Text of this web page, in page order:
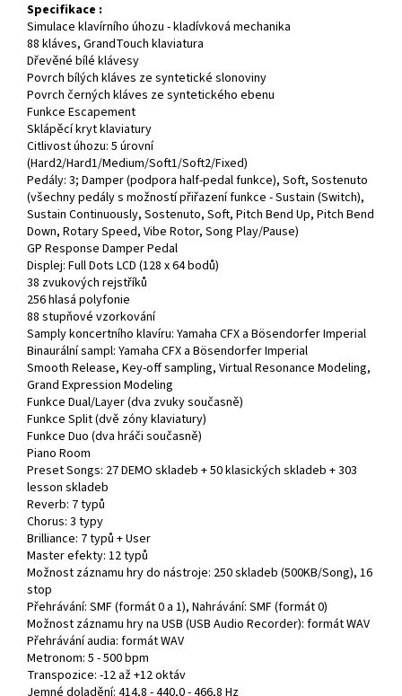
Specifikace :
Simulace klavírního úhozu - kladívková mechanika
88 kláves, GrandTouch klaviatura
Dřevěné bílé klávesy
Povrch bílých kláves ze syntetické slonoviny
Povrch černých kláves ze syntetického ebenu
Funkce Escapement
Sklápěcí kryt klaviatury
Citlivost úhozu: 5 úrovní
(Hard2/Hard1/Medium/Soft1/Soft2/Fixed)
Pedály: 3; Damper (podpora half-pedal funkce), Soft, Sostenuto
(všechny pedály s možností přiřazení funkce - Sustain (Switch),
Sustain Continuously, Sostenuto, Soft, Pitch Bend Up, Pitch Bend
Down, Rotary Speed, Vibe Rotor, Song Play/Pause)
GP Response Damper Pedal
Displej: Full Dots LCD (128 x 64 bodů)
38 zvukových rejstříků
256 hlasá polyfonie
88 stupňové vzorkování
Samply koncertního klavíru: Yamaha CFX a Bösendorfer Imperial
Binaurální sampl: Yamaha CFX a Bösendorfer Imperial
Smooth Release, Key-off sampling, Virtual Resonance Modeling,
Grand Expression Modeling
Funkce Dual/Layer (dva zvuky současně)
Funkce Split (dvě zóny klaviatury)
Funkce Duo (dva hráči současně)
Piano Room
Preset Songs: 27 DEMO skladeb + 50 klasických skladeb + 303
lesson skladeb
Reverb: 7 typů
Chorus: 3 typy
Brilliance: 7 typů + User
Master efekty: 12 typů
Možnost záznamu hry do nástroje: 250 skladeb (500KB/Song), 16
stop
Přehrávání: SMF (formát 0 a 1), Nahrávání: SMF (formát 0)
Možnost záznamu hry na USB (USB Audio Recorder): formát WAV
Přehrávání audia: formát WAV
Metronom: 5 - 500 bpm
Transpozice: -12 až +12 oktáv